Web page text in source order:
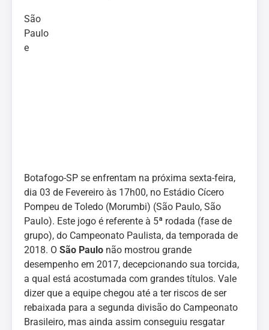
São
Paulo
e
Botafogo-SP se enfrentam na próxima sexta-feira,
dia 03 de Fevereiro às 17h00, no Estádio Cícero
Pompeu de Toledo (Morumbi) (São Paulo, São
Paulo). Este jogo é referente à 5ª rodada (fase de
grupo), do Campeonato Paulista, da temporada de
2018. O São Paulo não mostrou grande
desempenho em 2017, decepcionando sua torcida,
a qual está acostumada com grandes títulos. Vale
dizer que a equipe chegou até a ter riscos de ser
rebaixada para a segunda divisão do Campeonato
Brasileiro, mas ainda assim conseguiu resgatar